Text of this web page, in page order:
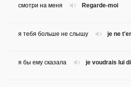
Regarde-moi
смотри на меня
je ne
я тебя больше не слышу
je voudrais lui
я бы ему сказала